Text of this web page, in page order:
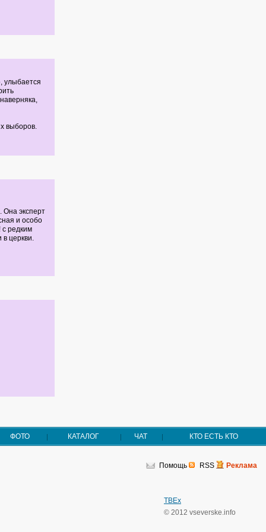
улыбается
выборов.
Она эксперт
и особо
с редким
церкви.
ФОТО КАТАЛОГ ЧАТ КТО ЕСТЬ КТО
Помощь RSS Реклама
TBEx
© 2012 vseverske.info